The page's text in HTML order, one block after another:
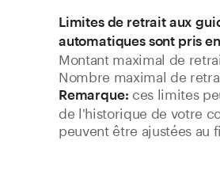
Limites de retrait aux
automatiques sont pris
Montant maximal de
Nombre maximal de
Remarque: ces limites
de l'historique de votre
peuvent être ajustées au